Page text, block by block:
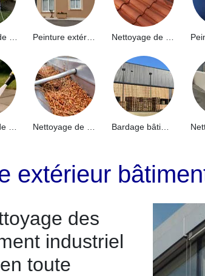
extérieur
des
industriel
toute